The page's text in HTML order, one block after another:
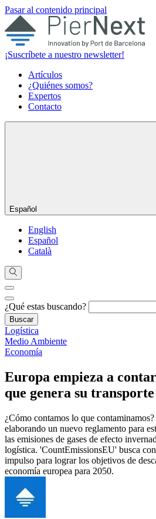
Pasar al contenido principal
¡Suscríbete a nuestro newsletter!
Artículos
¿Quiénes somos?
Expertos
Contacto
Español
English
Español
Català
¿Qué estas buscando?
Logística
Medio Ambiente
Economía
Europa empieza a
que genera su
¿Cómo contamos lo que
elaborando un nuevo reglamento para
las emisiones de gases de efecto
logística. 'CountEmissionsEU' busca
impulso para lograr los objetivos de
economía europea para 2050.